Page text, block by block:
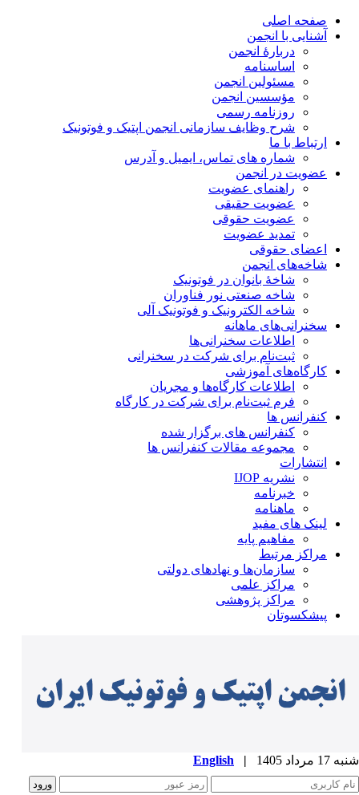
صفحه اصلی
آشنایی با انجمن
دربارۀ انجمن
اساسنامه
مسئولین انجمن
مؤسسین انجمن
روزنامه رسمی
شرح وظایف سازمانی انجمن اپتیک و فوتونیک
ارتباط با ما
شماره های تماس، ایمیل و آدرس
عضویت در انجمن
راهنمای عضویت
عضویت حقیقی
عضویت حقوقی
تمدید عضویت
اعضای حقوقی
شاخه‌های انجمن
شاخۀ بانوان در فوتونیک
شاخه صنعتی نور فناوران
شاخه‌ الکترونیک و فوتونیک آلی
سخنرانی‌های ماهانه
اطلاعات سخنرانی‌‌ها
ثبت‌نام برای شرکت در سخنرانی
کارگاه‌های آموزشی
اطلاعات کارگاه‌ها و مجریان
فرم ثبت‌نام برای شرکت در کارگاه
کنفرانس ها
کنفرانس های برگزار شده
مجموعه مقالات کنفرانس ها
انتشارات
نشریه IJOP
خبرنامه
ماهنامه
لینک های مفید
مفاهیم پایه
مراکز مرتبط
سازمان‌ها و نهادهای دولتی
مراکز علمی
مراکز پژوهشی
پیشکسوتان
مرداد 1405 |
English